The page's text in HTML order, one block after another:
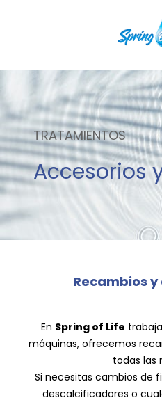
TRATAMIENTOS
Accesorios
Recambios
En Spring of Life
máquinas, ofrecemos
todas las
Si necesitas cambios de
descalcificadores o